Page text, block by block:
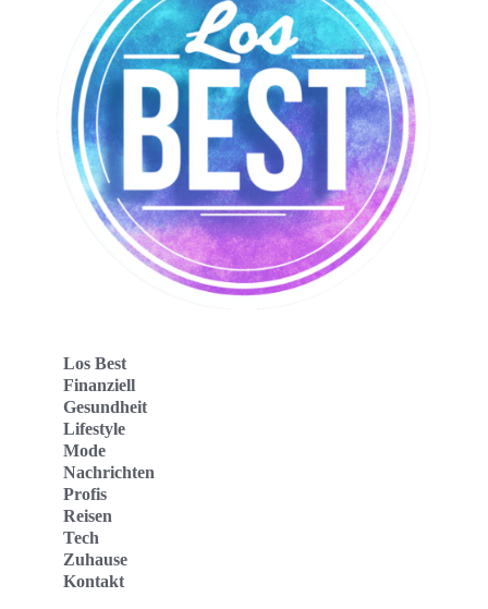
Los Best
Finanziell
Gesundheit
Lifestyle
Mode
Nachrichten
Profis
Reisen
Tech
Zuhause
Kontakt